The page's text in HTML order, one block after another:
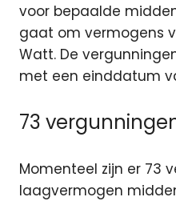
voor bepaalde
gaat om vermogens
Watt. De
met een einddatum
73
Momenteel zijn er 73
laagvermogen